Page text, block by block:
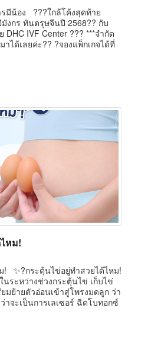
มีน้อง ???ใกล้โค้งสุดท้าย
งกร ทันตรุษจีนปี 2568?? กับ
DHC IVF Center ??? ***จำกัด
ได้เลยค่ะ?? ?จองแพ็กเกจได้ที่
หม!
! ✨?กระตุ้นไข่อยู่ทำสวยได้ไหม!
ระหว่างช่วงกระตุ้นไข่ เก็บไข่
มย้ายตัวอ่อนเข้าสู่โพรงมดลูก ว่า
าจะเป็นการเลเซอร์ ฉีดโบทอกซ์